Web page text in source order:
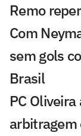
Remo
Com
sem gols
Brasil
PC
arbitragem